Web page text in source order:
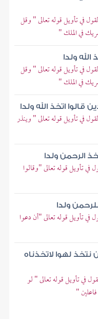
في تأويل قوله تعالى " وقل
في الملك "
الله ولدا
في تأويل قوله تعالى " وقل
في الملك "
قالوا اتخذ الله ولدا
في تأويل قوله تعالى " وينذر
الرحمن ولدا
تأويل قوله تعالى "وقالوا
ولدا
تأويل قوله تعالى "أن دعوا
نتخذ لهوا لاتخذناه
في تأويل قوله تعالى " لو
"